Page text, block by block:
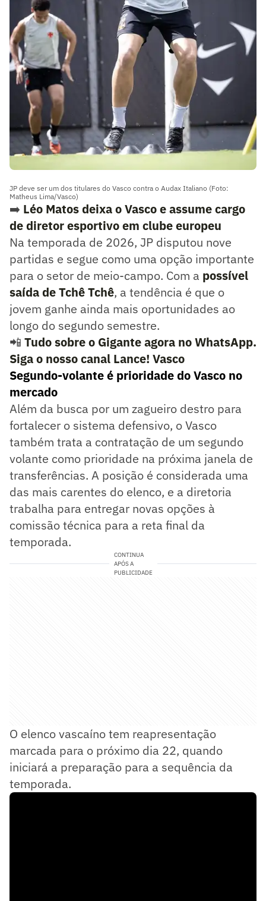
JP deve ser um dos titulares do Vasco contra o Audax Italiano (Foto:
Matheus Lima/Vasco)
➡️ Léo Matos deixa o Vasco e assume cargo
de diretor esportivo em clube europeu
Na temporada de 2026, JP disputou nove
partidas e segue como uma opção importante
para o setor de meio-campo. Com a possível
saída de Tchê Tchê, a tendência é que o
jovem ganhe ainda mais oportunidades ao
longo do segundo semestre.
📲 Tudo sobre o Gigante agora no WhatsApp.
Siga o nosso canal Lance! Vasco
Segundo-volante é prioridade do Vasco no
mercado
Além da busca por um zagueiro destro para
fortalecer o sistema defensivo, o Vasco
também trata a contratação de um segundo
volante como prioridade na próxima janela de
transferências. A posição é considerada uma
das mais carentes do elenco, e a diretoria
trabalha para entregar novas opções à
comissão técnica para a reta final da
temporada.
CONTINUA
APÓS A
PUBLICIDADE
O elenco vascaíno tem reapresentação
marcada para o próximo dia 22, quando
iniciará a preparação para a sequência da
temporada.